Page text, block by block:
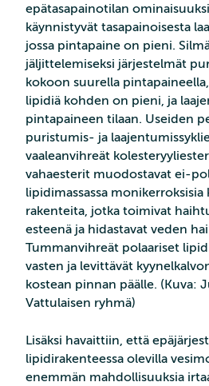
epätasapainotilan
käynnistyvät tasapainoisesta
jossa pintapaine on pieni.
jäljittelemiseksi järjestelmät
kokoon suurella
lipidiä kohden on pieni, ja
pintapaineen tilaan. Useiden
puristumis- ja
vaaleanvihreät
vahaesterit muodostavat ei-
lipidimassassa monikerroksisia
rakenteita, jotka toimivat
esteenä ja hidastavat veden
Tummanvihreät polaariset
vasten ja levittävät
kostean pinnan päälle. (Kuva:
Vattulaisen ryhmä)
Lisäksi havaittiin, että
lipidirakenteessa olevilla
enemmän mahdollisuuksia